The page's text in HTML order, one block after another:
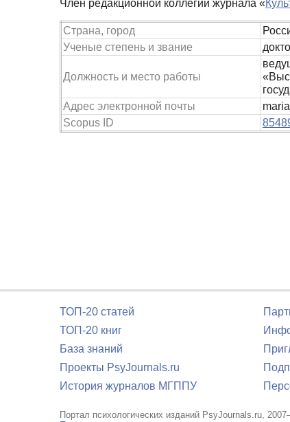
Член редакционной коллегии журнала «
Страна, город
Ученые степень и звание
Должность и место работы
Адрес электронной почты
Scopus ID
ТОП-20 статей
ТОП-20 книг
База знаний
Проекты PsyJournals.ru
История журналов МГППУ
Портал психологических изданий PsyJournals.ru,